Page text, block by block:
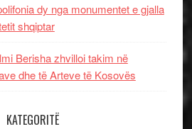
dy nga monumentet e gjalla
shqiptar
Berisha zhvilloi takim në
dhe të Arteve të Kosovës
KATEGORITË